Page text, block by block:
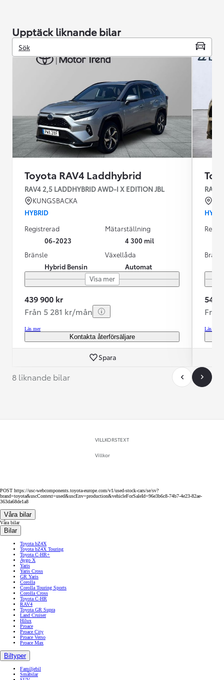
Upptäck liknande bilar
Sök
Toyota RAV4 Laddhybrid
RAV4 2,5 LADDHYBRID AWD-I X EDITION JBL
KUNGSBACKA
HYBRID
Registrerad
06-2023
Mätarställning
4 300 mil
Bränsle
Hybrid Bensin
Växellåda
Automat
Visa mer
439 900 kr
Från 5 281 kr/mån
Läs mer
Kontakta återförsäljare
Spara
549
Läs mer
8 liknande bilar
VILLKORSTEXT
Villkor
POST https://usc-webcomponents.toyota-europe.com/v1/used-stock-cars/se/sv?
brand=toyota&uscContext=used&uscEnv=production&vehicleForSaleId=96e3b6c8-74b7-4e23-82ae-
363da68de1a8
Våra bilar
Våra bilar
Bilar
Toyota bZ4X
Toyota bZ4X Touring
Toyota C-HR+
Aygo X
Yaris
Yaris Cross
GR Yaris
Corolla
Corolla Touring Sports
Corolla Cross
Toyota C-HR
RAV4
Toyota GR Supra
Land Cruiser
Hilux
Proace
Proace City
Proace Verso
Proace Max
Biltyper
Familjebil
Småbilar